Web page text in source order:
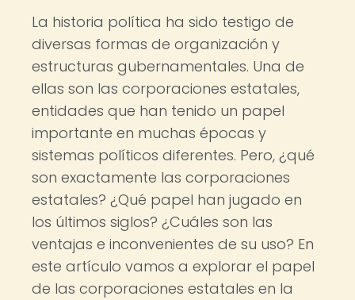
La historia política ha sido testigo de
diversas formas de organización y
estructuras gubernamentales. Una de
ellas son las corporaciones estatales,
entidades que han tenido un papel
importante en muchas épocas y
sistemas políticos diferentes. Pero, ¿qué
son exactamente las corporaciones
estatales? ¿Qué papel han jugado en
los últimos siglos? ¿Cuáles son las
ventajas e inconvenientes de su uso? En
este artículo vamos a explorar el papel
de las corporaciones estatales en la